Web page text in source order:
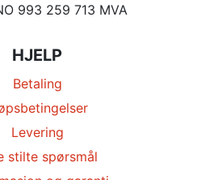
993 259 713 MVA
HJELP
Betaling
Levering
stilte spørsmål